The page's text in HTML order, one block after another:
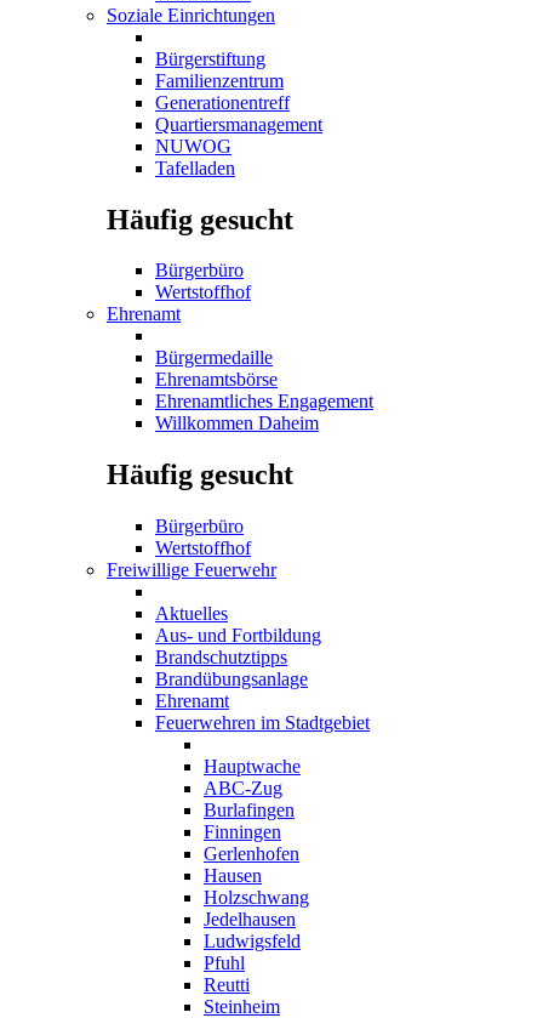
Soziale Einrichtungen
Bürgerstiftung
Familienzentrum
Generationentreff
Quartiersmanagement
NUWOG
Tafelladen
Häufig gesucht
Bürgerbüro
Wertstoffhof
Ehrenamt
Bürgermedaille
Ehrenamtsbörse
Ehrenamtliches Engagement
Willkommen Daheim
Häufig gesucht
Bürgerbüro
Wertstoffhof
Freiwillige Feuerwehr
Aktuelles
Aus- und Fortbildung
Brandschutztipps
Brandübungsanlage
Ehrenamt
Feuerwehren im Stadtgebiet
Hauptwache
ABC-Zug
Burlafingen
Finningen
Gerlenhofen
Hausen
Holzschwang
Jedelhausen
Ludwigsfeld
Pfuhl
Reutti
Steinheim